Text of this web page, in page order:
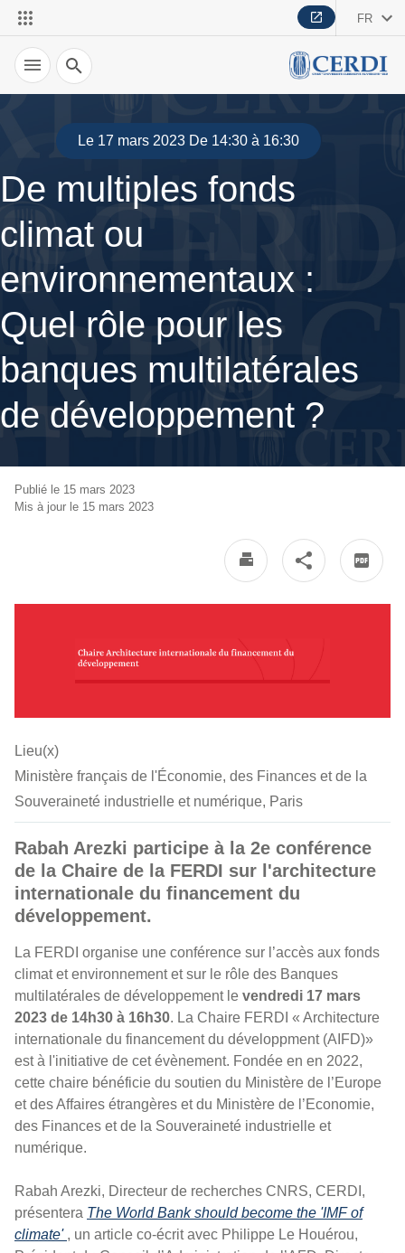
FR
Recherche
Le 17 mars 2023 De 14:30 à 16:30
De multiples fonds
climat ou
environnementaux :
Quel rôle pour les
banques multilatérales
de développement ?
Publié le 15 mars 2023
Mis à jour le 15 mars 2023
Lieu(x)
Ministère français de l'Économie, des Finances et de la
Souveraineté industrielle et numérique, Paris
Rabah Arezki participe à la 2e conférence
de la Chaire de la FERDI sur l'architecture
internationale du financement du
développement.
La FERDI organise une conférence sur l’accès aux fonds
climat et environnement et sur le rôle des Banques
multilatérales de développement le vendredi 17 mars
2023 de 14h30 à 16h30. La Chaire FERDI « Architecture
internationale du financement du développment (AIFD)»
est à l'initiative de cet évènement. Fondée en en 2022,
cette chaire bénéficie du soutien du Ministère de l’Europe
et des Affaires étrangères et du Ministère de l’Economie,
des Finances et de la Souveraineté industrielle et
numérique.
Rabah Arezki, Directeur de recherches CNRS, CERDI,
présentera The World Bank should become the 'IMF of
climate' , un article co-écrit avec Philippe Le Houérou,